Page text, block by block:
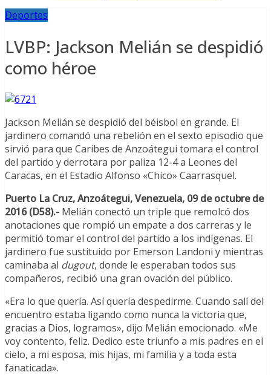
Deportes
LVBP: Jackson Melián se despidió
como héroe
Jackson Melián se despidió del béisbol en grande. El
jardinero comandó una rebelión en el sexto episodio que
sirvió para que Caribes de Anzoátegui tomara el control
del partido y derrotara por paliza 12-4 a Leones del
Caracas, en el Estadio Alfonso «Chico» Caarrasquel.
Puerto La Cruz, Anzoátegui, Venezuela, 09 de octubre de
2016 (D58).- Melián conectó un triple que remolcó dos
anotaciones que rompió un empate a dos carreras y le
permitió tomar el control del partido a los indígenas. El
jardinero fue sustituido por Emerson Landoni y mientras
caminaba al dugout, donde le esperaban todos sus
compañeros, recibió una gran ovación del público.
«Era lo que quería. Así quería despedirme. Cuando salí del
encuentro estaba ligando como nunca la victoria que,
gracias a Dios, logramos», dijo Melián emocionado. «Me
voy contento, feliz. Dedico este triunfo a mis padres en el
cielo, a mi esposa, mis hijas, mi familia y a toda esta
fanaticada».